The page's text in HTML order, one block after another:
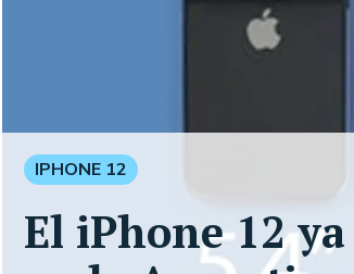
IPHONE 12
El iPhone 12